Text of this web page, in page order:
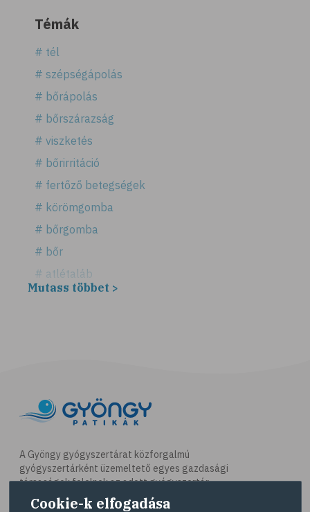
Témák
# tél
# szépségápolás
# bőrápolás
# bőrszárazság
# viszketés
# bőrirritáció
# fertőző betegségek
# körömgomba
# bőrgomba
# bőr
# atlétaláb
# horzsolás
# égés
# C-vitamin
# antioxidáns
# @egeszsegmagazin
# öregedés
Mutass többet >
A Gyöngy gyógyszertárat közforgalmú
gyógyszertárként üzemeltető egyes gazdasági
társaságok felelnek az adott gyógyszertár
működésért. A Gyöngy gyógyszertárak listáját és
Cookie-k elfogadása